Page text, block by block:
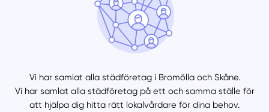
Vi har samlat alla städföretag i Bromölla och Skåne.
Vi har samlat alla städföretag på ett och samma ställe för
att hjälpa dig hitta rätt lokalvårdare för dina behov.